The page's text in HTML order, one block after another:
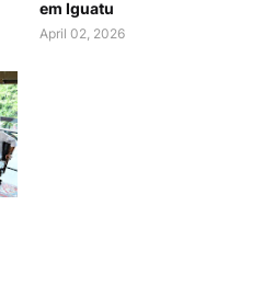
em Iguatu
April 02, 2026